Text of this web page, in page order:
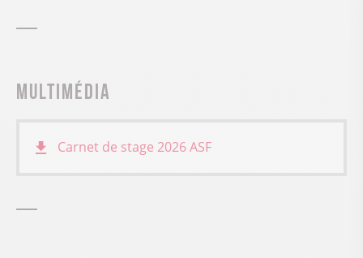
Multimédia
Carnet de stage 2026ASF